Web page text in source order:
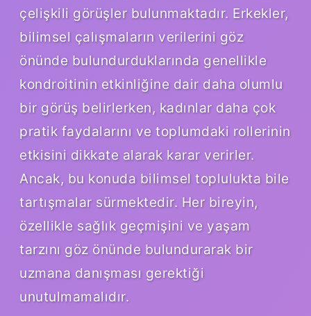
çelişkili görüşler bulunmaktadır. Erkekler,
bilimsel çalışmaların verilerini göz
önünde bulundurduklarında genellikle
kondroitinin etkinliğine dair daha olumlu
bir görüş belirlerken, kadınlar daha çok
pratik faydalarını ve toplumdaki rollerinin
etkisini dikkate alarak karar verirler.
Ancak, bu konuda bilimsel toplulukta bile
tartışmalar sürmektedir. Her bireyin,
özellikle sağlık geçmişini ve yaşam
tarzını göz önünde bulundurarak bir
uzmana danışması gerektiği
unutulmamalıdır.